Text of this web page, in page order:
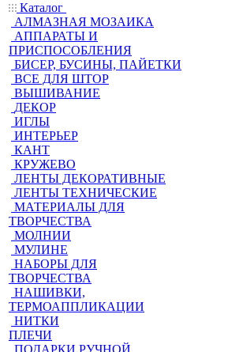
Каталог
АЛМАЗНАЯ МОЗАИКА
АППАРАТЫ И
ПРИСПОСОБЛЕНИЯ
БИСЕР, БУСИНЫ, ПАЙЕТКИ
ВСЕ ДЛЯ ШТОР
ВЫШИВАНИЕ
ДЕКОР
ИГЛЫ
ИНТЕРЬЕР
КАНТ
КРУЖЕВО
ЛЕНТЫ ДЕКОРАТИВНЫЕ
ЛЕНТЫ ТЕХНИЧЕСКИЕ
МАТЕРИАЛЫ ДЛЯ
ТВОРЧЕСТВА
МОЛНИИ
МУЛИНЕ
НАБОРЫ ДЛЯ
ТВОРЧЕСТВА
НАШИВКИ,
ТЕРМОАППЛИКАЦИИ
НИТКИ
ПЛЕЧИ
ПОДАРКИ РУЧНОЙ